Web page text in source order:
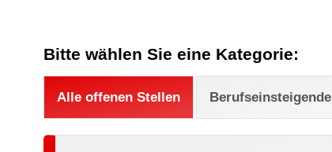
Bitte wählen Sie eine Kategorie:
Alle offenen Stellen Berufseinsteigende